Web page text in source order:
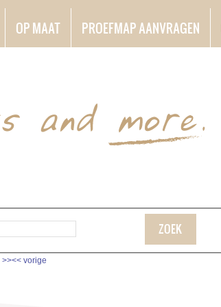
OP MAAT PROEFMAP AANVRAGEN
ZOEK
>><< vorige